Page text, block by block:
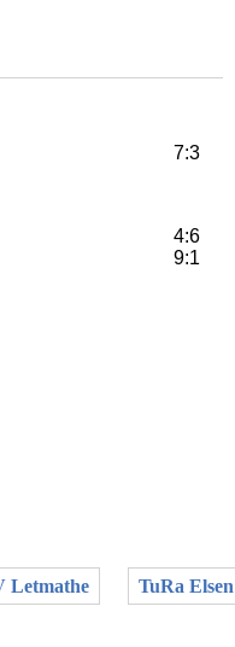
7:3
4:6
9:1
Letmathe TuRa Elsen